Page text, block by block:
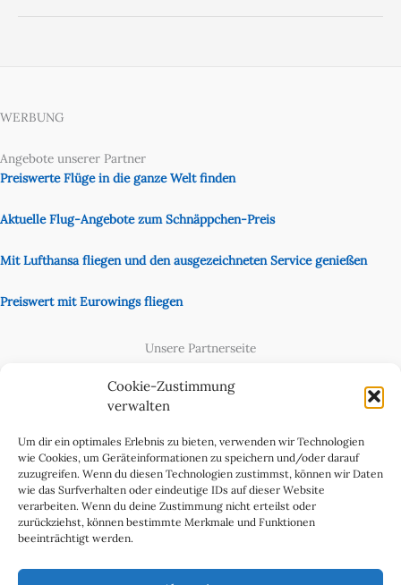
Cookie-Zustimmung
verwalten
Um dir ein optimales Erlebnis zu bieten, verwenden wir Technologien
wie Cookies, um Geräteinformationen zu speichern und/oder darauf
zuzugreifen. Wenn du diesen Technologien zustimmst, können wir Daten
wie das Surfverhalten oder eindeutige IDs auf dieser Website
verarbeiten. Wenn du deine Zustimmung nicht erteilst oder
zurückziehst, können bestimmte Merkmale und Funktionen
beeinträchtigt werden.
WERBUNG
Angebote unserer Partner
Preiswerte Flüge in die ganze Welt finden
Aktuelle Flug-Angebote zum Schnäppchen-Preis
Mit Lufthansa fliegen und den ausgezeichneten Service genießen
Preiswert mit Eurowings fliegen
Unsere Partnerseite
Cookie-Richtlinie (EU)